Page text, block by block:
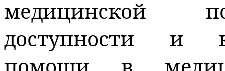
медицинской
доступности и